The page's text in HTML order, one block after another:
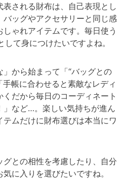
される財布は、自己表現とし
ッグやアクセサリーと同じ感
ゃれアイテムです。毎日使う
て身につけたいですよね。
」から始まって「“バッグとの
帳に合わせると素敵なレディ
だから毎日のコーディネート
」など…。楽しい気持ちが進ん
ムだけに財布選びは本当にワ
との相性を考慮したり、自分
に入りを選びたいですね。